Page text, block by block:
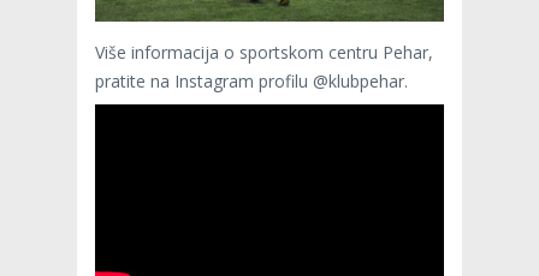
Više informacija o sportskom centru Pehar,
pratite na Instagram profilu @klubpehar.